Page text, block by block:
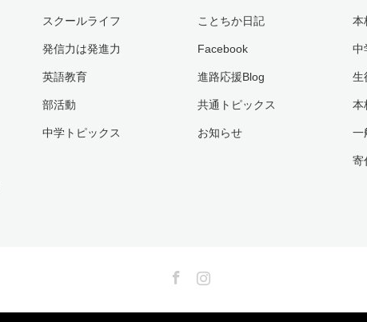
スクールライフ
発信力は発進力
英語教育
部活動
中学トピックス
ことちか日記
Facebook
進路応援Blog
共通トピックス
お知らせ
本
中
生
本
一
寄